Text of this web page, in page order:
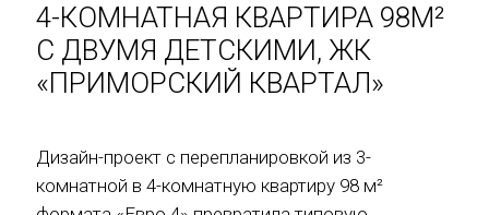
4-КОМНАТНАЯ КВАРТИРА 98М²
С ДВУМЯ ДЕТСКИМИ, ЖК
«ПРИМОРСКИЙ КВАРТАЛ»
Дизайн-проект с перепланировкой из 3-
комнатной в 4-комнатную квартиру 98 м²